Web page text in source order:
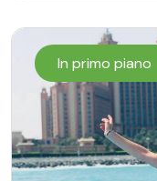
In primo piano